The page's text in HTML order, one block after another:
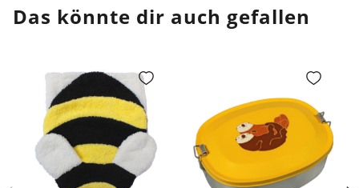
Das könnte dir auch gefallen